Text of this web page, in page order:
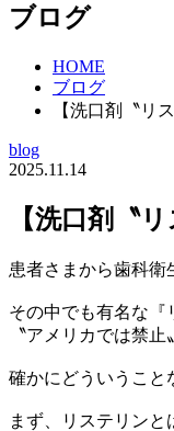
ブログ
HOME
ブログ
【洗口剤〝リ
blog
2025.11.14
【洗口剤〝
患者さまから歯科衛
その中でも有名な『
〝アメリカでは禁
確かにどういうこ
まず、リステリンと